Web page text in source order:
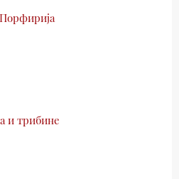
и трибине